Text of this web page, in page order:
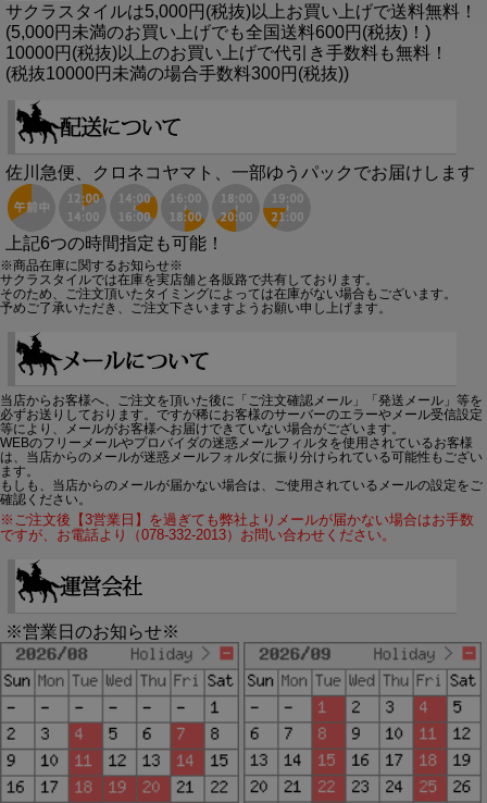
サクラスタイルは5,000円(税抜)以上お買い上げで送料無料！
(5,000円未満のお買い上げでも全国送料600円(税抜)！)
10000円(税抜)以上のお買い上げで代引き手数料も無料！
(税抜10000円未満の場合手数料300円(税抜))
佐川急便、クロネコヤマト、一部ゆうパックでお届けします
上記6つの時間指定も可能！
※商品在庫に関するお知らせ※
サクラスタイルでは在庫を実店舗と各販路で共有しております。
そのため、ご注文頂いたタイミングによっては在庫がない場合もございます。
予めご了承いただき、ご注文下さいますようお願い申し上げます。
当店からお客様へ、ご注文を頂いた後に「ご注文確認メール」「発送メール」等を
必ずお送りしております。ですが稀にお客様のサーバーのエラーやメール受信設定
等により、メールがお客様へお届けできていない場合がございます。
WEBのフリーメールやプロバイダの迷惑メールフィルタを使用されているお客様
は、当店からのメールが迷惑メールフォルダに振り分けられている可能性もござい
ます。
もしも、当店からのメールが届かない場合は、ご使用されているメールの設定をご
確認ください。
※ご注文後【3営業日】を過ぎても弊社よりメールが届かない場合はお手数
ですが、お電話より（078-332-2013）お問い合わせください。
※営業日のお知らせ※